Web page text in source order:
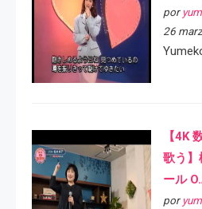
por
26
【4K
歌う】
ール
por